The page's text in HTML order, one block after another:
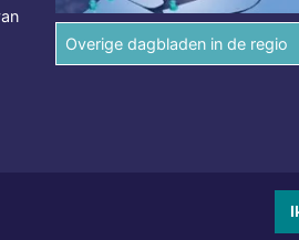
Overige dagbladen in de regio
voorwaarden Privacy